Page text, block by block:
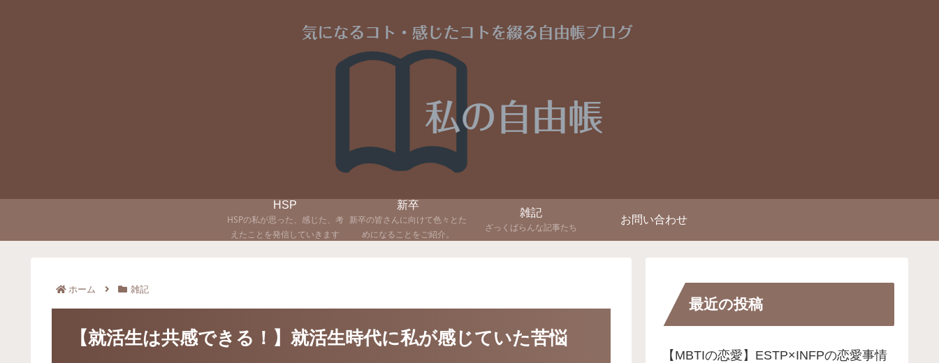
HSP
HSPの私が思った、感じた、考
えたことを発信していきます
新卒
新卒の皆さんに向けて色々とた
めになることをご紹介。
雑記
ざっくばらんな記事たち
お問い合わせ
ホーム 雑記
【就活生は共感できる！】就活生時代に私が感じていた苦悩
最近の投稿
【MBTIの恋愛】ESTP×INFPの恋愛事情